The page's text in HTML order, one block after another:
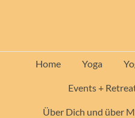
Home Yoga
Events +
Über Dich und über